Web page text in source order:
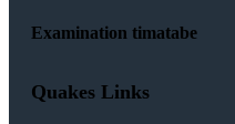
Examination timatabe
Quakes Links